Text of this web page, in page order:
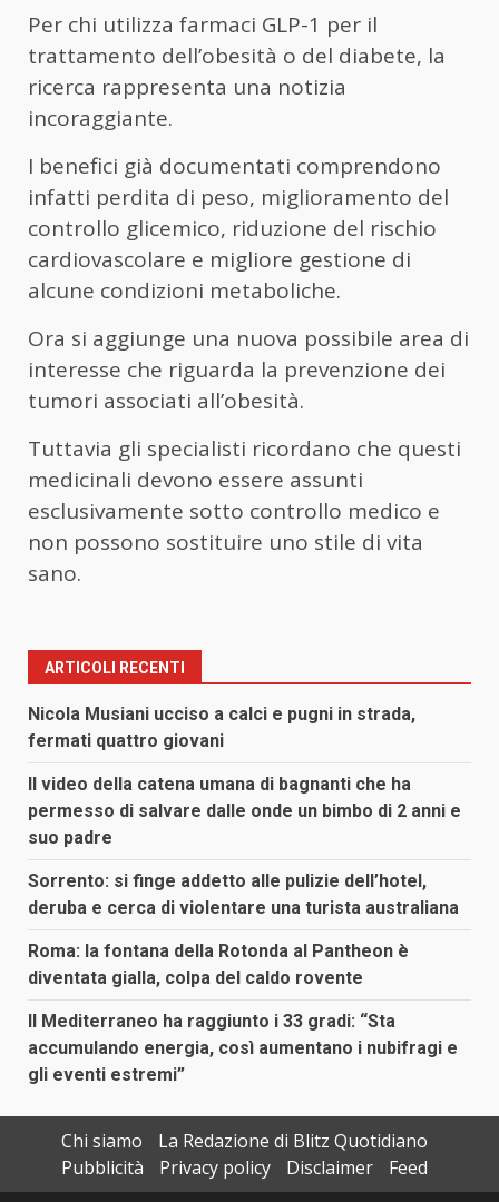
Per chi utilizza farmaci GLP-1 per il
trattamento dell’obesità o del diabete, la
ricerca rappresenta una notizia
incoraggiante.
I benefici già documentati comprendono
infatti perdita di peso, miglioramento del
controllo glicemico, riduzione del rischio
cardiovascolare e migliore gestione di
alcune condizioni metaboliche.
Ora si aggiunge una nuova possibile area di
interesse che riguarda la prevenzione dei
tumori associati all’obesità.
Tuttavia gli specialisti ricordano che questi
medicinali devono essere assunti
esclusivamente sotto controllo medico e
non possono sostituire uno stile di vita
sano.
ARTICOLI RECENTI
Nicola Musiani ucciso a calci e pugni in strada,
fermati quattro giovani
Il video della catena umana di bagnanti che ha
permesso di salvare dalle onde un bimbo di 2 anni e
suo padre
Sorrento: si finge addetto alle pulizie dell’hotel,
deruba e cerca di violentare una turista australiana
Roma: la fontana della Rotonda al Pantheon è
diventata gialla, colpa del caldo rovente
Il Mediterraneo ha raggiunto i 33 gradi: “Sta
accumulando energia, così aumentano i nubifragi e
gli eventi estremi”
Chi siamo
La Redazione di Blitz Quotidiano
Pubblicità
Privacy policy Disclaimer Feed